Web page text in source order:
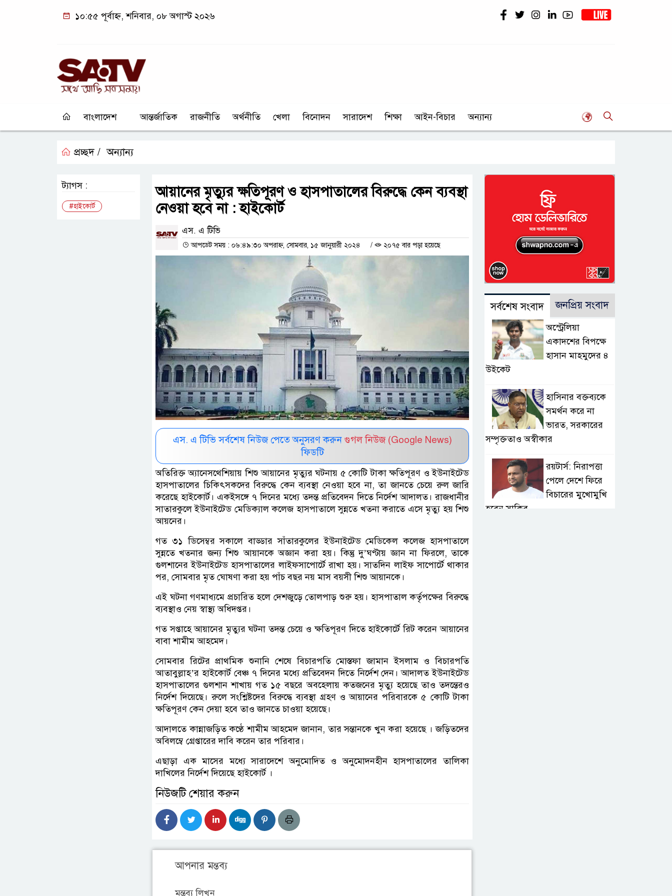
১০:৫৫ পূর্বাহ্ন, শনিবার, ০৮ অগাস্ট ২০২৬
বাংলাদেশ আন্তর্জাতিক রাজনীতি অর্থনীতি খেলা বিনোদন সারাদেশ শিক্ষা আইন-বিচার অন্যান্য
প্রচ্ছদ / অন্যান্য
আয়ানের মৃত্যুর ক্ষতিপূরণ ও হাসপাতালের বিরুদ্ধে কেন ব্যবস্থা
নেওয়া হবে না : হাইকোর্ট
এস. এ টিভি
আপডেট সময় : ০৬:৪৯:৩০ অপরাহ্ন, সোমবার, ১৫ জানুয়ারী ২০২৪ / ২০৭৫ বার পড়া হয়েছে
এস. এ টিভি সর্বশেষ নিউজ পেতে অনুসরণ করুন গুগল নিউজ (Google News)
ফিডটি
অতিরিক্ত অ্যানেসথেশিয়ায় শিশু আয়ানের মৃত্যুর ঘটনায় ৫ কোটি টাকা ক্ষতিপূরণ ও ইউনাইটেড
হাসপাতালের চিকিৎসকদের বিরুদ্ধে কেন ব্যবস্থা নেওয়া হবে না, তা জানতে চেয়ে রুল জারি
করেছে হাইকোর্ট। একইসঙ্গে ৭ দিনের মধ্যে তদন্ত প্রতিবেদন দিতে নির্দেশ আদালত। রাজধানীর
সাতারকুলে ইউনাইটেড মেডিক্যাল কলেজ হাসপাতালে সুন্নতে খতনা করাতে এসে মৃত্যু হয় শিশু
আয়নের।
গত ৩১ ডিসেম্বর সকালে বাড্ডার সাঁতারকুলের ইউনাইটেড মেডিকেল কলেজ হাসপাতালে
সুন্নতে খতনার জন্য শিশু আয়ানকে অজ্ঞান করা হয়। কিন্তু দু’ঘণ্টায় জ্ঞান না ফিরলে, তাকে
গুলশানের ইউনাইটেড হাসপাতালের লাইফসাপোর্টে রাখা হয়। সাতদিন লাইফ সাপোর্টে থাকার
পর, সোমবার মৃত ঘোষণা করা হয় পাঁচ বছর নয় মাস বয়সী শিশু আয়ানকে।
এই ঘটনা গণমাধ্যমে প্রচারিত হলে দেশজুড়ে তোলপাড় শুরু হয়। হাসপাতাল কর্তৃপক্ষের বিরুদ্ধে
ব্যবস্থাও নেয় স্বাস্থ্য অধিদপ্তর।
গত সপ্তাহে আয়ানের মৃত্যুর ঘটনা তদন্ত চেয়ে ও ক্ষতিপূরণ দিতে হাইকোর্টে রিট করেন আয়ানের
বাবা শামীম আহমেদ।
সোমবার রিটের প্রাথমিক শুনানি শেষে বিচারপতি মোস্তফা জামান ইসলাম ও বিচারপতি
আতাবুল্লাহ’র হাইকোর্ট বেঞ্চ ৭ দিনের মধ্যে প্রতিবেদন দিতে নির্দেশ দেন। আদালত ইউনাইটেড
হাসপাতালের গুলশান শাখায় গত ১৫ বছরে অবহেলায় কতজনের মৃত্যু হয়েছে তাও তদন্তেরও
নির্দেশ দিয়েছে। রুলে সংশ্লিষ্টদের বিরুদ্ধে ব্যবস্থা গ্রহণ ও আয়ানের পরিবারকে ৫ কোটি টাকা
ক্ষতিপূরণ কেন দেয়া হবে তাও জানতে চাওয়া হয়েছে।
আদালতে কান্নাজড়িত কণ্ঠে শামীম আহমেদ জানান, তার সন্তানকে খুন করা হয়েছে । জড়িতদের
অবিলম্বে গ্রেপ্তারের দাবি করেন তার পরিবার।
এছাড়া এক মাসের মধ্যে সারাদেশে অনুমোদিত ও অনুমোদনহীন হাসপাতালের তালিকা
দাখিলের নির্দেশ দিয়েছে হাইকোর্ট ।
নিউজটি শেয়ার করুন
আপনার মন্তব্য
মন্তব্য লিখুন
ট্যাগস :
#হাইকোর্ট
সর্বশেষ সংবাদ জনপ্রিয় সংবাদ
অস্ট্রেলিয়া
একাদশের বিপক্ষে
হাসান মাহমুদের ৪
উইকেট
হাসিনার বক্তব্যকে
সমর্থন করে না
ভারত, সরকারের
সম্পৃক্ততাও অস্বীকার
রয়টার্স: নিরাপত্তা
পেলে দেশে ফিরে
বিচারের মুখোমুখি
হবেন সাকিব